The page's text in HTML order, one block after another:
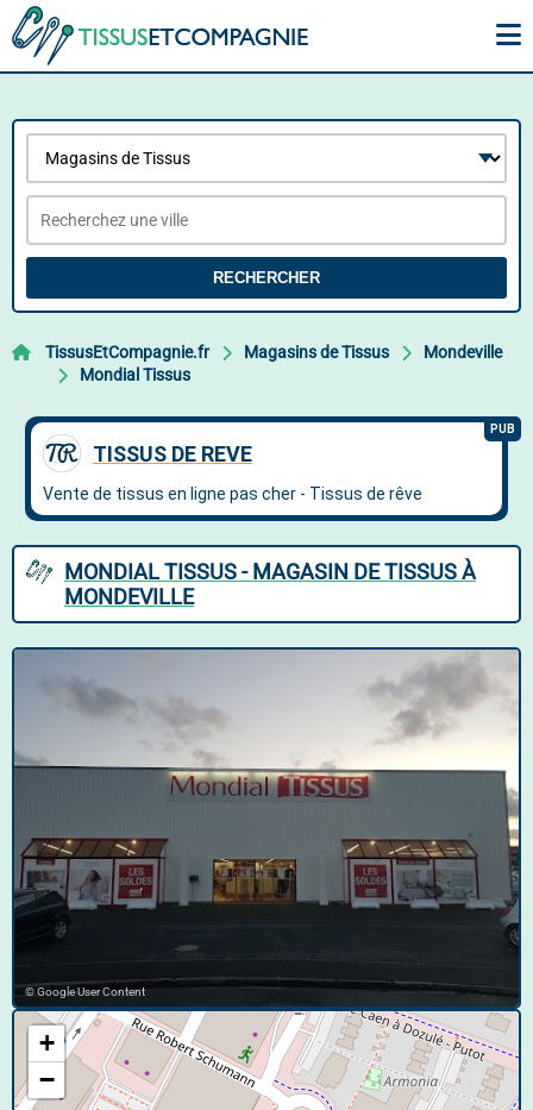
RECHERCHER
TissusEtCompagnie.fr Magasins de Tissus
Mondeville
Mondial Tissus
MONDIAL TISSUS - MAGASIN DE TISSUS À
MONDEVILLE
© Google User Content
+
−